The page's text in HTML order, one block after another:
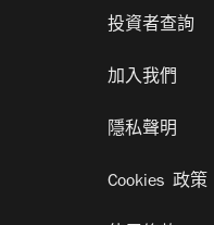
投資者查詢
加入我們
隱私聲明
Cookies 政策